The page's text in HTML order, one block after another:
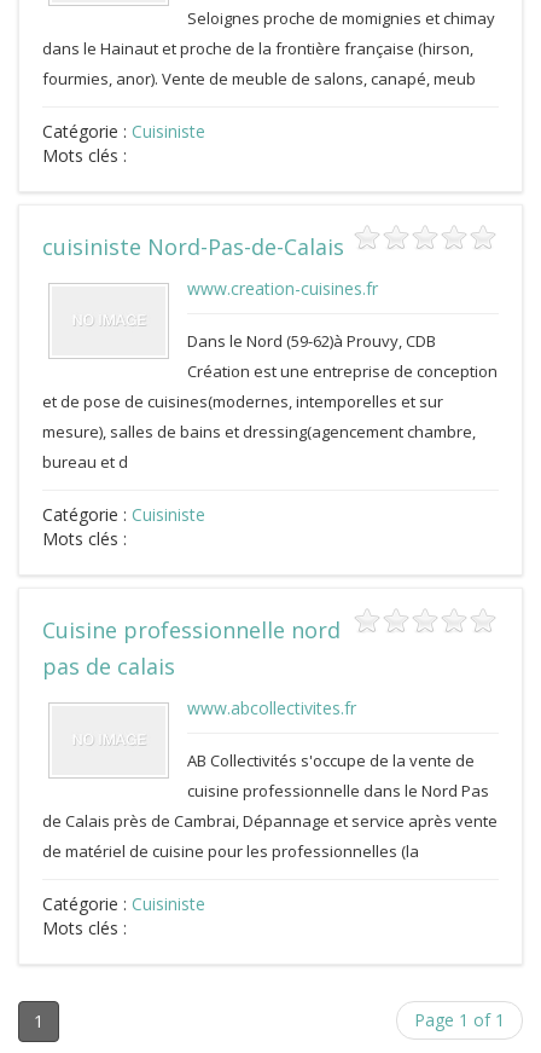
Seloignes proche de momignies et chimay
dans le Hainaut et proche de la frontière française (hirson,
fourmies, anor). Vente de meuble de salons, canapé, meub
Catégorie : Cuisiniste
Mots clés :
cuisiniste Nord-Pas-de-Calais
www.creation-cuisines.fr
Dans le Nord (59-62)à Prouvy, CDB
Création est une entreprise de conception
et de pose de cuisines(modernes, intemporelles et sur
mesure), salles de bains et dressing(agencement chambre,
bureau et d
Catégorie : Cuisiniste
Mots clés :
Cuisine professionnelle nord
pas de calais
www.abcollectivites.fr
AB Collectivités s'occupe de la vente de
cuisine professionnelle dans le Nord Pas
de Calais près de Cambrai, Dépannage et service après vente
de matériel de cuisine pour les professionnelles (la
Catégorie : Cuisiniste
Mots clés :
1 Page 1 of 1